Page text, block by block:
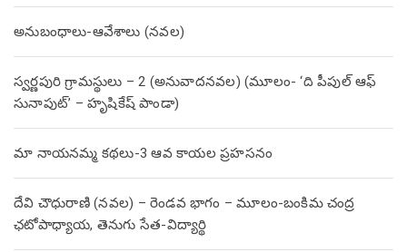
అనుబంధాలు-ఆవేశాలు (నవల)
స్వర్ణపురి గ్రామస్థులు – 2 (అనువాదనవల) (మూలం- ‘ది పీపుల్ ఆఫ్
సునాపుట్’ – హృషికేష్ పాండా)
మా నాయనమ్మ కథలు-3 ఆవ కాయల ప్రహసనం
దేవి చౌధురాణి (నవల) – రెండవ భాగం – మూలం-బంకిమ చంద్ర
ఛటోపాధ్యాయ, తెనుగు సేత-విద్యార్థి